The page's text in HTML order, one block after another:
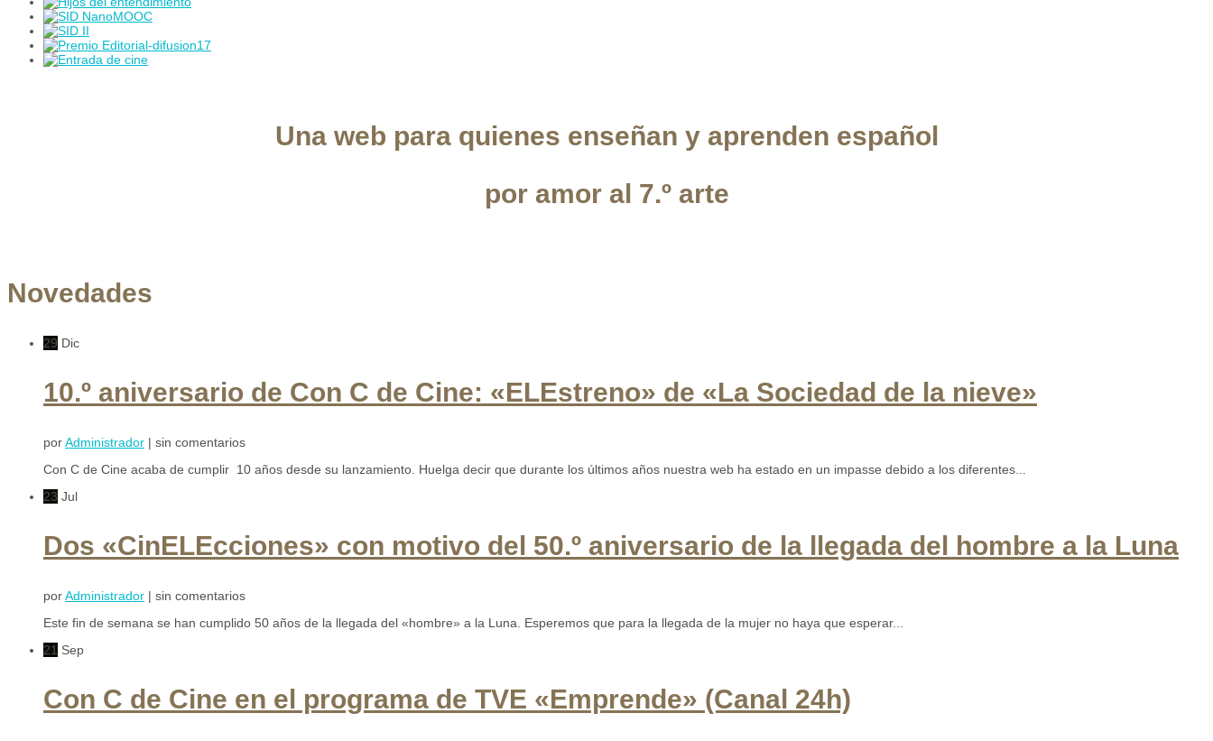
Una web para quienes enseñan y aprenden español
por amor al 7.º arte
Novedades
29 Dic
10.º aniversario de Con C de Cine: «ELEstreno» de «La Sociedad de la nieve»
porAdministrador | sin comentarios
Con C de Cine acaba de cumplir 10 años desde su lanzamiento. Huelga decir que durante los últimos años nuestra web ha estado en un impasse debido a los diferentes...
23 Jul
Dos «CinELEcciones» con motivo del 50.º aniversario de la llegada del hombre a la Luna
porAdministrador | sin comentarios
Este fin de semana se han cumplido 50 años de la llegada del «hombre» a la Luna. Esperemos que para la llegada de la mujer no haya que esperar...
21 Sep
Con C de Cine en el programa de TVE «Emprende» (Canal 24h)